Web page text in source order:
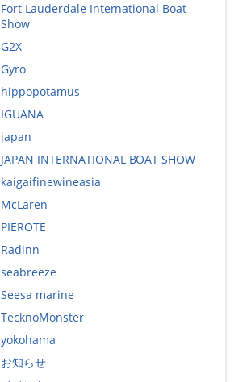
Fort Lauderdale International Boat
Show
G2X
Gyro
hippopotamus
IGUANA
japan
JAPAN INTERNATIONAL BOAT SHOW
kaigaifinewineasia
McLaren
PIEROTE
Radinn
seabreeze
Seesa marine
TecknoMonster
yokohama
お知らせ